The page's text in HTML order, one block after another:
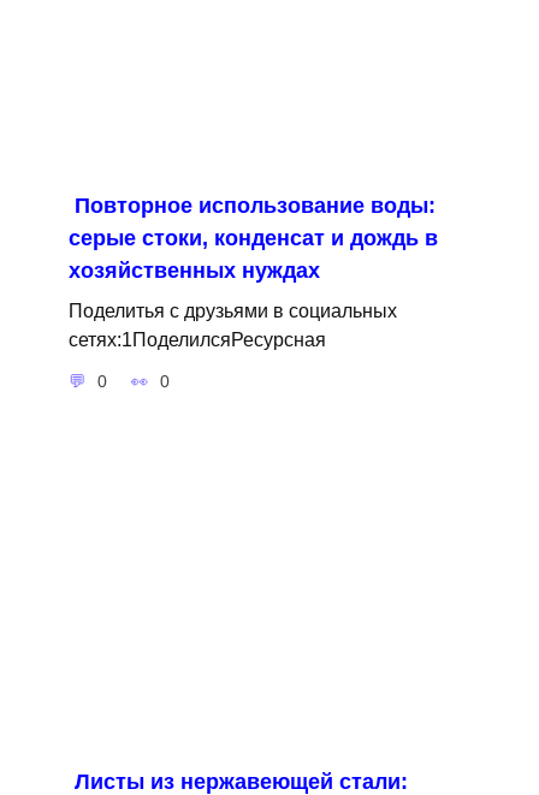
Повторное использование воды:
серые стоки, конденсат и дождь в
хозяйственных нуждах
Поделитья с друзьями в социальных
сетях:1ПоделилсяРесурсная
0 0
Листы из нержавеющей стали: